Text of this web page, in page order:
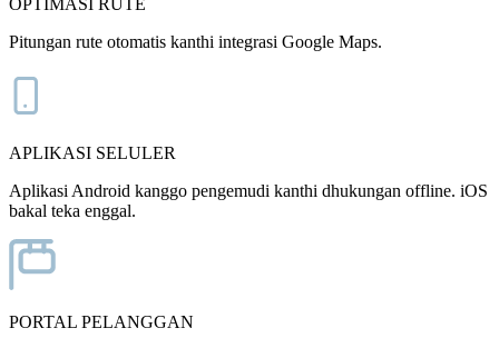
OPTIMASI RUTE
Pitungan rute otomatis kanthi integrasi Google Maps.
APLIKASI SELULER
Aplikasi Android kanggo pengemudi kanthi dhukungan offline. iOS
bakal teka enggal.
PORTAL PELANGGAN